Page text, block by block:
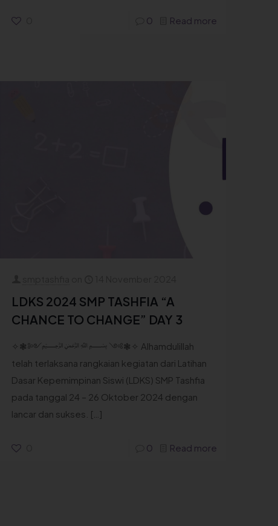
0 Read more
LDKS 2024 SMP TASHFIA “A
CHANCE TO CHANGE” DAY 3
✧❃༻﷽ ༺❃✧ Alhamdulillah
telah terlaksana rangkaian kegiatan dari Latihan
Dasar Kepemimpinan Siswi (LDKS) SMP Tashfia
pada tanggal 24 – 26 Oktober 2024 dengan
lancar dan sukses. […]
0 Read more